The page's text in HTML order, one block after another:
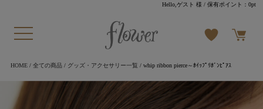
Hello,ゲスト 様 / 保有ポイント：0pt
HOME/ 全ての商品/ グッズ・アクセサリー一覧 / whip ribbon pierce～ﾎｲｯﾌﾟﾘﾎﾞﾝﾋﾟｱｽ